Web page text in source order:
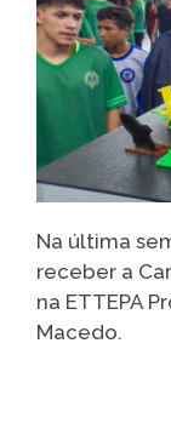
Na última
receber a
na ETTEPA
Macedo.